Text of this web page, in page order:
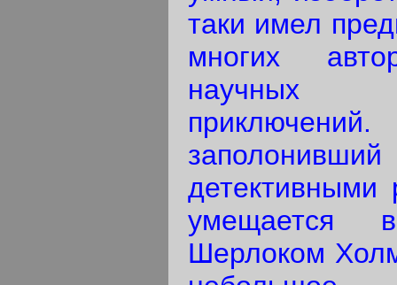
таки имел
многих
научных
детективными
умещается
Шерлоком